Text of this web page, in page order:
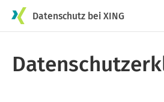
Datenschutz bei XING